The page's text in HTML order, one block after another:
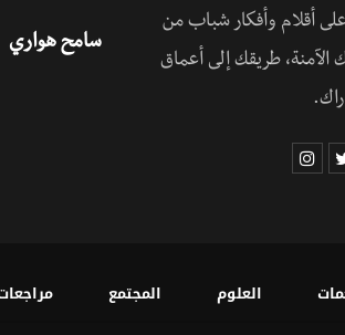
أقلام وأفكار شباب من
طريقك إلى أعماق
سامح هواري
العلوم المجتمع